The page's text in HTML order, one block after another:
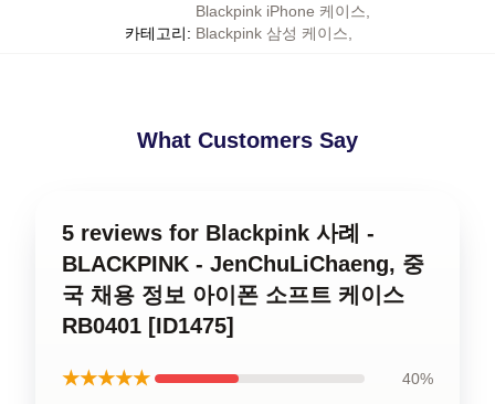
카테고리:
Blackpink iPhone 케이스
Blackpink 삼성 케이스
What Customers Say
5 reviews for Blackpink 사례 -
BLACKPINK - JenChuLiChaeng, 중
국 채용 정보 아이폰 소프트 케이스
RB0401 [ID1475]
★★★★★ 40%